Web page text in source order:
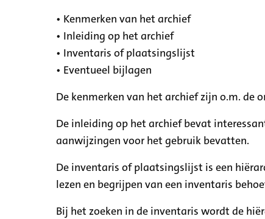
• Kenmerken van het archief
• Inleiding op het archief
• Inventaris of plaatsingslijst
• Eventueel bijlagen
De kenmerken van het archief zijn o.m. de
De inleiding op het archief bevat
aanwijzingen voor het gebruik bevatten.
De inventaris of plaatsingslijst is een
lezen en begrijpen van een inventaris
Bij het zoeken in de inventaris wordt de